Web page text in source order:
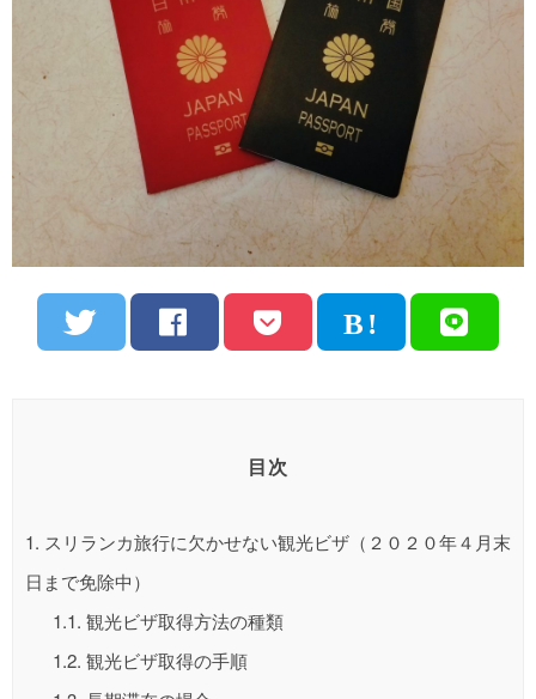
目次
1. スリランカ旅行に欠かせない観光ビザ（２０２０年４月末
日まで免除中）
1.1. 観光ビザ取得方法の種類
1.2. 観光ビザ取得の手順